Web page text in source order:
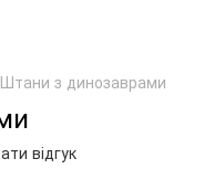
Штани з динозаврами
відгук